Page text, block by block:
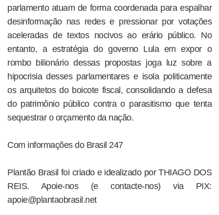
parlamento atuam de forma coordenada para espalhar
desinformação nas redes e pressionar por votações
aceleradas de textos nocivos ao erário público. No
entanto, a estratégia do governo Lula em expor o
rombo bilionário dessas propostas joga luz sobre a
hipocrisia desses parlamentares e isola politicamente
os arquitetos do boicote fiscal, consolidando a defesa
do patrimônio público contra o parasitismo que tenta
sequestrar o orçamento da nação.
Com informações do Brasil 247
Plantão Brasil foi criado e idealizado por THIAGO DOS
REIS. Apoie-nos (e contacte-nos) via PIX:
apoie@plantaobrasil.net